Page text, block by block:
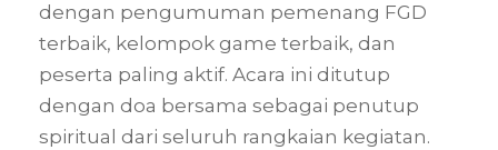
dengan pengumuman pemenang FGD
terbaik, kelompok game terbaik, dan
peserta paling aktif. Acara ini ditutup
dengan doa bersama sebagai penutup
spiritual dari seluruh rangkaian kegiatan.